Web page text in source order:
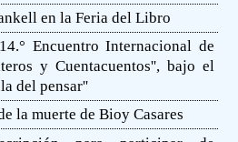
en la Feria del Libro
Encuentro Internacional de
y Cuentacuentos'', bajo el
del pensar''
la muerte de Bioy Casares